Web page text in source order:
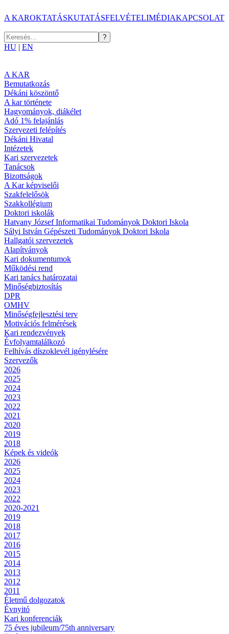
A KAROKTATÁSKUTATÁSFELVÉTELIMÉDIAKAPCSOLAT
HU | EN
A KAR
Bemutatkozás
Dékáni köszöntő
A kar története
Hagyományok, diákélet
Adó 1% felajánlás
Szervezeti felépítés
Dékáni Hivatal
Intézetek
Kari szervezetek
Tanácsok
Bizottságok
A Kar képviselői
Szakfelelősök
Szakkollégium
Doktori iskolák
Hatvany József Informatikai Tudományok Doktori Iskola
Sályi István Gépészeti Tudományok Doktori Iskola
Hallgatói szervezetek
Alapítványok
Kari dokumentumok
Működési rend
Kari tanács határozatai
Minőségbiztosítás
DPR
OMHV
Minőségfejlesztési terv
Motivációs felmérések
Kari rendezvények
Évfolyamtalálkozó
Felhívás díszoklevél igénylésére
Szervezők
2026
2025
2024
2023
2022
2021
2020
2019
2018
Képek és videók
2026
2025
2024
2023
2022
2020-2021
2019
2018
2017
2016
2015
2014
2013
2012
2011
Életmű dolgozatok
Évnyitó
Kari konferenciák
75 éves jubileum/75th anniversary